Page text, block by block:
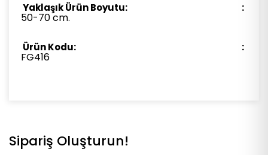
Yaklaşık Ürün Boyutu:
50-70 cm.
Ürün Kodu:
FG416
Sipariş Oluşturun!